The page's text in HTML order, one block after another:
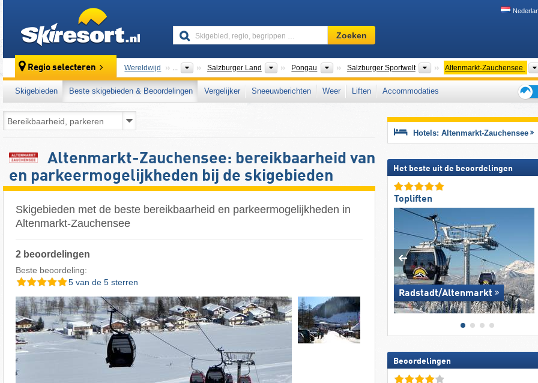
Skigebied,
regio,
…
Zoeken
Regio selecteren Wereldwijd ... Salzburger Land Bondsstaten
Pongau Gouwen
Salzburger Sportwelt Toerismeregio's
Altenmarkt-Zauchensee
Skigebieden Beste skigebieden & Beoordelingen Vergelijker Sneeuwberichten Weer Liften
Accommodaties
voor
de
Altenmarkt-Zauchensee: bereikbaarheid van
en parkeermogelijkheden bij de skigebieden
Skigebieden met de beste bereikbaarheid en parkeermogelijkheden in
Altenmarkt-Zauchensee
2 beoordelingen
Beste beoordeling:
5 van de 5 sterren
Hotels: Altenmarkt-Zauchensee
Het beste uit de beoordelingen
Topliften
Radstadt/​Altenmarkt
Beoordelingen